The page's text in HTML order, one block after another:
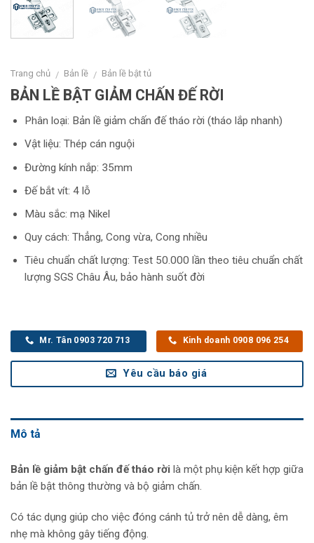
Trang chủ / Bản lề / Bản lề bật tủ
BẢN LỀ BẬT GIẢM CHẤN ĐẾ RỜI
Phân loại: Bản lề giảm chấn đế tháo rời (tháo lắp nhanh)
Vật liệu: Thép cán nguội
Đường kính nắp: 35mm
Đế bắt vít: 4 lỗ
Màu sắc: mạ Nikel
Quy cách: Thẳng, Cong vừa, Cong nhiều
Tiêu chuẩn chất lượng: Test 50.000 lần theo tiêu chuẩn chất
lượng SGS Châu Âu, bảo hành suốt đời
Mr. Tân 0903 720 713 Kinh doanh 0908 096 254
Yêu cầu báo giá
Mô tả
Bản lề giảm bật chấn đế tháo rời là một phụ kiện kết hợp giữa
bản lề bật thông thường và bộ giảm chấn.
Có tác dụng giúp cho việc đóng cánh tủ trở nên dễ dàng, êm
nhẹ mà không gây tiếng động.